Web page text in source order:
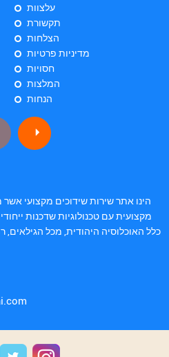
עלצוות
תקשורת
הצלחות
מדיניות פרטיות
חסויות
המלצות
הנחות
הינו אתר שירות שידוכים מקצועי
מקצועית עם טכנולוגיות שדכנות
כלל האוכלוסיה היהודית, מכל